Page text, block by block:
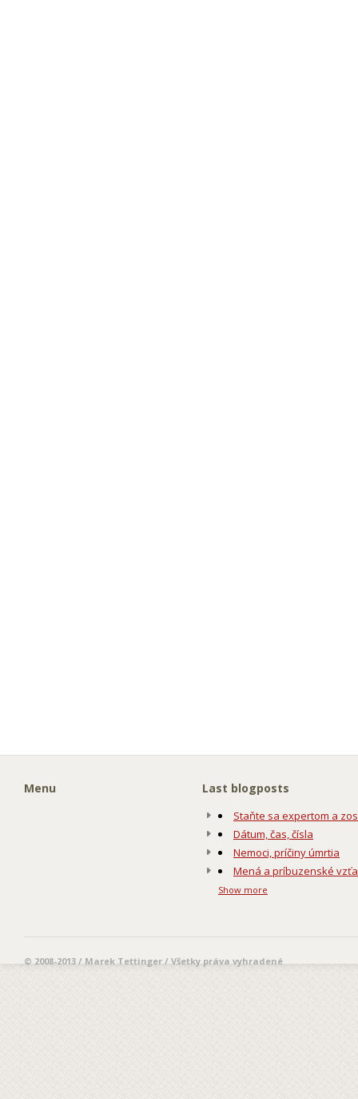
Menu Last blogposts
Staňte sa expertom a
Dátum, čas, čísla
Nemoci, príčiny úmrtia
Mená a príbuzenské
Show more
© 2008-2013 / Marek Tettinger / Všetky práva vyhradené